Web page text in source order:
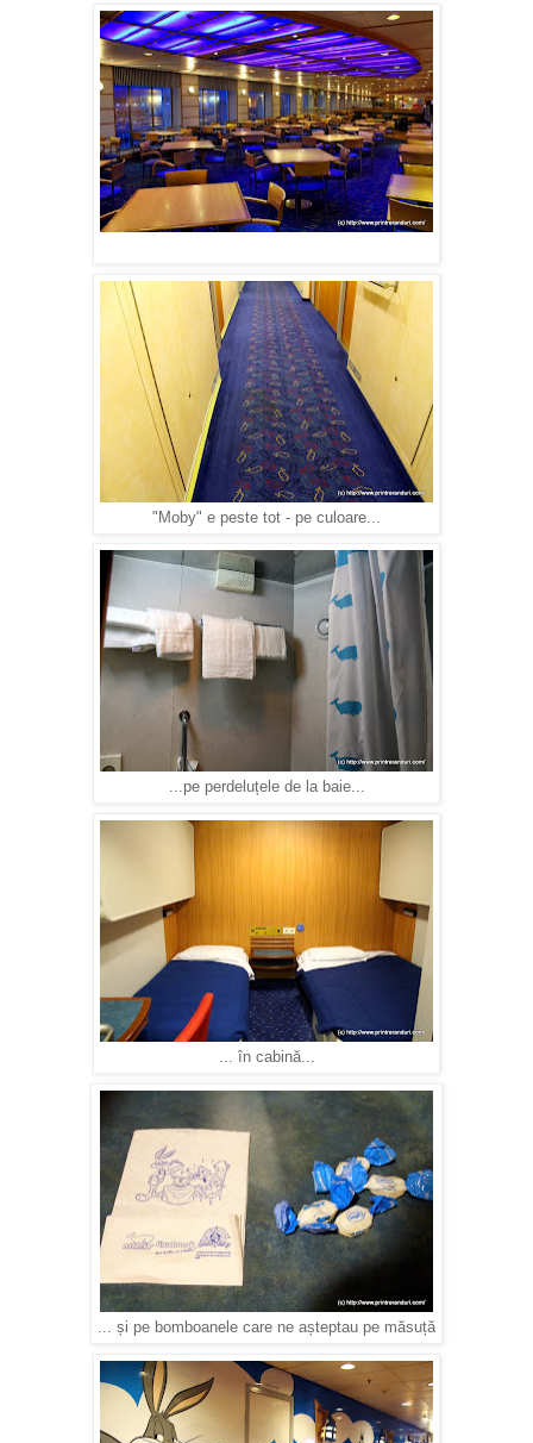
"Moby" e peste tot - pe culoare...
...pe perdeluțele de la baie...
... în cabină...
... și pe bomboanele care ne așteptau pe măsuță